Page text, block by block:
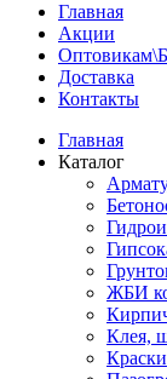
Главная
Акции
Доставка
Контакты
Главная
Каталог
ЖБИ
Клея,
Краски